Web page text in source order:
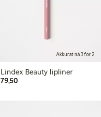
Akkurat nå 3 for 2
Lindex Beauty lipliner
79,5079,50 kr